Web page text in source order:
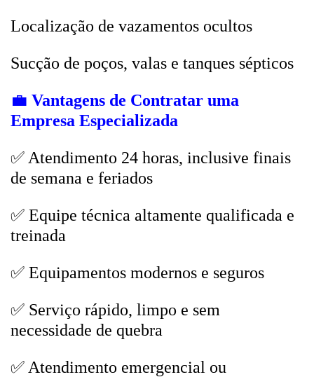
Localização de vazamentos ocultos
Sucção de poços, valas e tanques sépticos
💼 Vantagens de Contratar uma
Empresa Especializada
✅ Atendimento 24 horas, inclusive finais
de semana e feriados
✅ Equipe técnica altamente qualificada e
treinada
✅ Equipamentos modernos e seguros
✅ Serviço rápido, limpo e sem
necessidade de quebra
✅ Atendimento emergencial ou